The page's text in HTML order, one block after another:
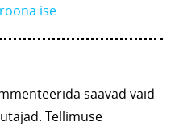
ise
saavad vaid
Tellimuse